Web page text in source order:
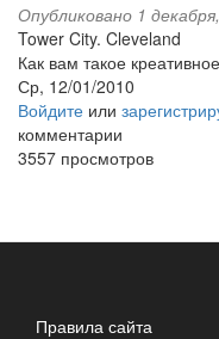
Опубликовано 1
Tower City. Cleveland
Как вам такое
Ср, 12/01/2010
Войдите или
комментарии
3557 просмотров
Правила сайта